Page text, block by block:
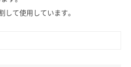
て使用しています。